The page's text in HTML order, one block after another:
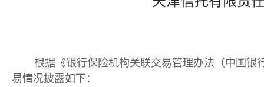
根据《银行保险机构关联交易管理办法（中国
易情况披露如下：